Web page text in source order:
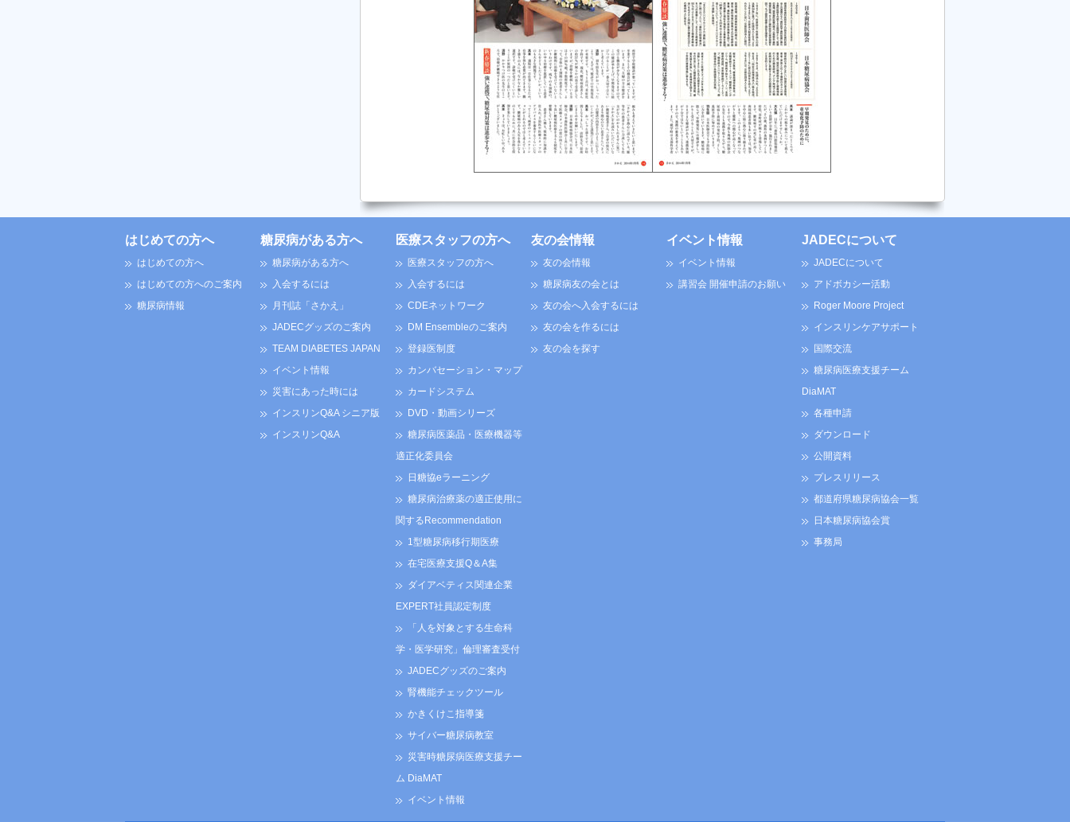
はじめての方へ
はじめての方へ
はじめての方へのご案内
糖尿病情報
糖尿病がある方へ
糖尿病がある方へ
入会するには
月刊誌「さかえ」
JADECグッズのご案内
TEAM DIABETES JAPAN
イベント情報
災害にあった時には
インスリンQ&A シニア版
インスリンQ&A
医療スタッフの方へ
医療スタッフの方へ
入会するには
CDEネットワーク
DM Ensembleのご案内
登録医制度
カンバセーション・マップ
カードシステム
DVD・動画シリーズ
糖尿病医薬品・医療機器等
適正化委員会
日糖協eラーニング
糖尿病治療薬の適正使用に
関するRecommendation
1型糖尿病移行期医療
在宅医療支援Q＆A集
ダイアベティス関連企業
EXPERT社員認定制度
「人を対象とする生命科
学・医学研究」倫理審査受付
JADECグッズのご案内
腎機能チェックツール
かきくけこ指導箋
サイバー糖尿病教室
災害時糖尿病医療支援チー
ム DiaMAT
イベント情報
友の会情報
友の会情報
糖尿病友の会とは
友の会へ入会するには
友の会を作るには
友の会を探す
イベント情報
イベント情報
講習会 開催申請のお願い
JADECについて
JADECについて
アドボカシー活動
Roger Moore Project
インスリンケアサポート
国際交流
糖尿病医療支援チーム
DiaMAT
各種申請
ダウンロード
公開資料
プレスリリース
都道府県糖尿病協会一覧
日本糖尿病協会賞
事務局